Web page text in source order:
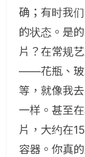
确；有时我
的状态。是
片？在常规
——花瓶、玻
等，就像我
一样。甚至
片，大约在
容器。你真